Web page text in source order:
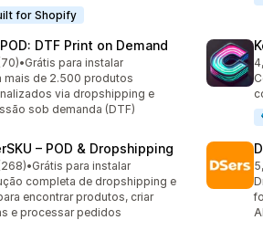
for Shopify
DTF Print on Demand
estrelas
ao todo
•Grátis para instalar
mais de 2.500 produtos
via dropshipping e
sob demanda (DTF)
– POD & Dropshipping
5 estrelas
ao todo
•Grátis para instalar
completa de dropshipping e
encontrar produtos, criar
e processar pedidos